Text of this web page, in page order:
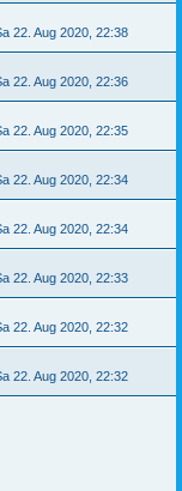
22. Aug 2020, 22:38
22. Aug 2020, 22:36
22. Aug 2020, 22:35
22. Aug 2020, 22:34
22. Aug 2020, 22:34
22. Aug 2020, 22:33
22. Aug 2020, 22:32
22. Aug 2020, 22:32